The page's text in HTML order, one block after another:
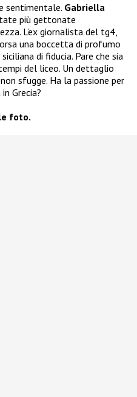
sentimentale. Gabriella
più gettonate
L’ex giornalista del tg4,
una boccetta di profumo
di fiducia. Pare che sia
del liceo. Un dettaglio
sfugge. Ha la passione per
Grecia?
foto.